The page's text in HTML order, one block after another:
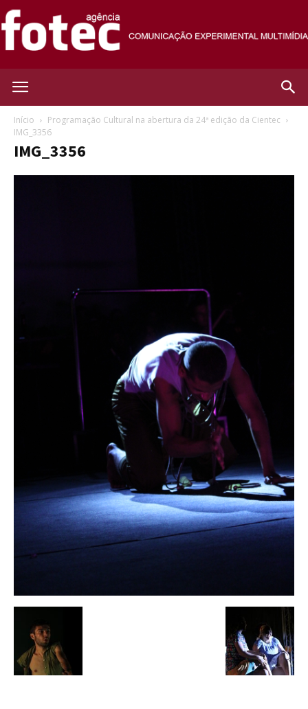
Início
Programação Cultural na abertura da 24ª edição da Cientec
IMG_3356
IMG_3356